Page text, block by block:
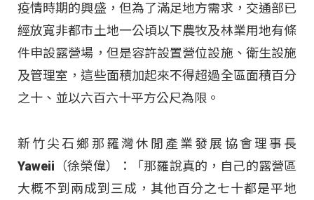
疫情時期的興盛，但為了滿足地方需求，交通部已
經放寬非都市土地一公頃以下農牧及林業用地有條
件申設露營場，但是容許設置營位設施、衛生設施
及管理室，這些面積加起來不得超過全區面積百分
之十、並以六百六十平方公尺為限。
新竹尖石鄉那羅灣休閒產業發展協會理事長
Yaweii（徐榮偉）：「那羅說真的，自己的露營區
大概不到兩成到三成，其他百分之七十都是平地